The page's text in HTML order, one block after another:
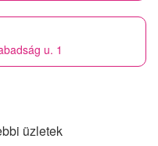
u. 1
üzletek